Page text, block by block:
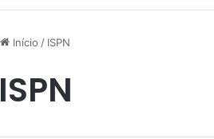
Início / ISPN
ISPN